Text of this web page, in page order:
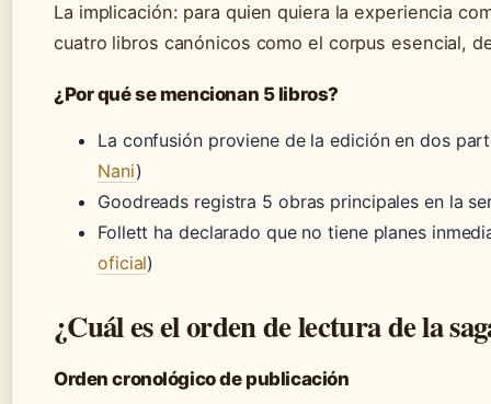
La implicación: para quien quiera la experiencia
cuatro libros canónicos como el corpus esencial,
¿Por qué se mencionan 5 libros?
La confusión proviene de la edición en dos
Nani)
Goodreads registra 5 obras principales en la
Follett ha declarado que no tiene planes
oficial)
¿Cuál es el orden de lectura de la
Orden cronológico de publicación